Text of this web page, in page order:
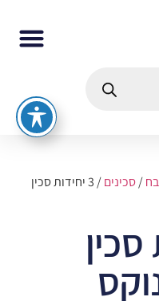
/סכינים
/ 3 יחידות סכין
סכין